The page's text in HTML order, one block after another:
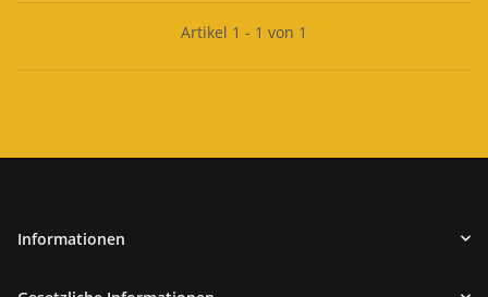
Artikel 1 - 1 von 1
Informationen